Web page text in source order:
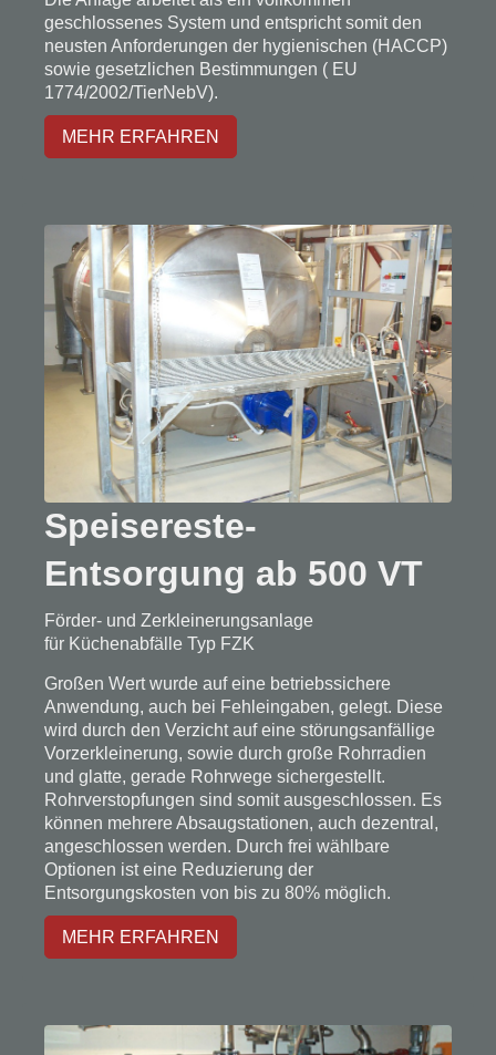
geschlossenes System und entspricht somit den
neusten Anforderungen der hygienischen (HACCP)
sowie gesetzlichen Bestimmungen ( EU
1774/2002/TierNebV).
MEHR ERFAHREN
Speisereste-
Entsorgung ab 500 VT
Förder- und Zerkleinerungsanlage
für Küchenabfälle Typ FZK
Großen Wert wurde auf eine betriebssichere
Anwendung, auch bei Fehleingaben, gelegt. Diese
wird durch den Verzicht auf eine störungsanfällige
Vorzerkleinerung, sowie durch große Rohrradien
und glatte, gerade Rohrwege sichergestellt.
Rohrverstopfungen sind somit ausgeschlossen. Es
können mehrere Absaugstationen, auch dezentral,
angeschlossen werden. Durch frei wählbare
Optionen ist eine Reduzierung der
Entsorgungskosten von bis zu 80% möglich.
MEHR ERFAHREN